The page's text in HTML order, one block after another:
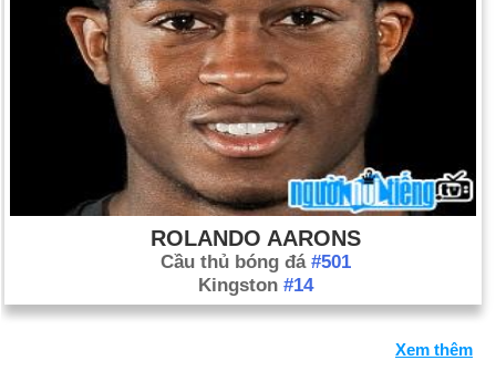
ROLANDO AARONS
Cầu thủ bóng đá #501
Kingston #14
Xem thêm